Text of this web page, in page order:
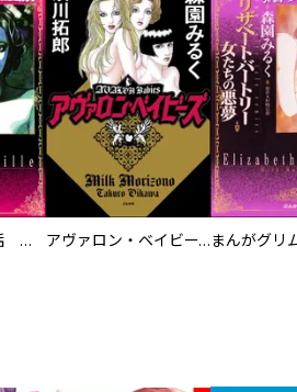
まんがグリム童話 殺しのヴィーナス アヴァロン・ベイビーズ